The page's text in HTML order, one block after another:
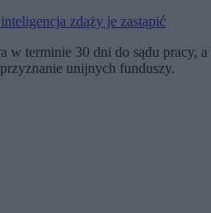
zdąży je zastąpić
w terminie 30 dni do sądu
unijnych funduszy.